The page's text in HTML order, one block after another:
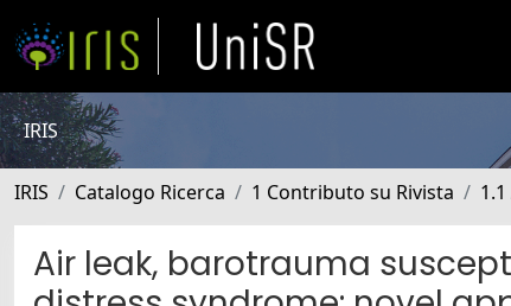
IRIS
IRIS Catalogo Ricerca 1 Contributo su Rivista
Air leak, barotrauma